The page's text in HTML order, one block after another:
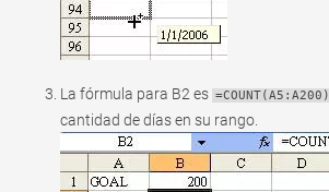
La fórmula para B2 es =COUNT(A5:A200)
cantidad de días en su rango.